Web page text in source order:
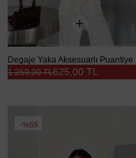
625,00 TL
1.250,00 TL
%59